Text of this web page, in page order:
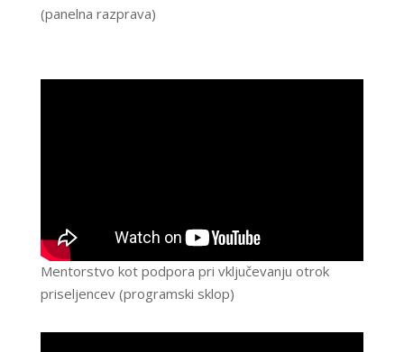
(panelna razprava)
Mentorstvo kot podpora pri vključevanju otrok
priseljencev (programski sklop)